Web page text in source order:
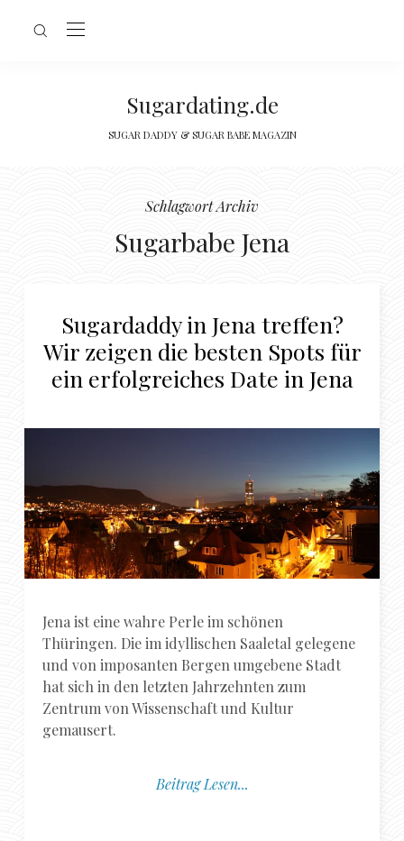
Sugardating.de
SUGAR DADDY & SUGAR BABE MAGAZIN
Schlagwort Archiv
Sugarbabe Jena
Sugardaddy in Jena treffen?
Wir zeigen die besten Spots für
ein erfolgreiches Date in Jena
Jena ist eine wahre Perle im schönen
Thüringen. Die im idyllischen Saaletal gelegene
und von imposanten Bergen umgebene Stadt
hat sich in den letzten Jahrzehnten zum
Zentrum von Wissenschaft und Kultur
gemausert.
Beitrag Lesen...